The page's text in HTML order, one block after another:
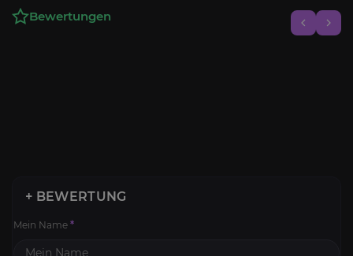
Bewertungen
+ BEWERTUNG
Mein Name *